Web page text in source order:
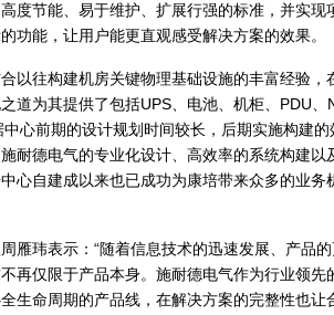
度节能、易于维护、扩展行强的标准，并实现
功能，让用户能更直观感受解决方案的效果。
往构建机房关键物理基础设施的丰富经验，
道为其提供了包括UPS、电池、机柜、PDU、
心前期的设计规划时间较长，后期实施构建
耐德电气的专业化设计、高效率的系统构建以
心自建成以来也已成功为康培带来众多的业务
玮表示：“随着信息技术的迅速发展、产品的
再仅限于产品本身。施耐德电气作为行业领先
生命周期的产品线，在解决方案的完整性也让